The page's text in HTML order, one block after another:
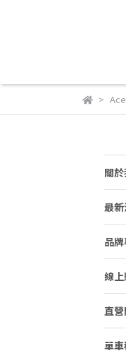
關
最
品
線
直
單